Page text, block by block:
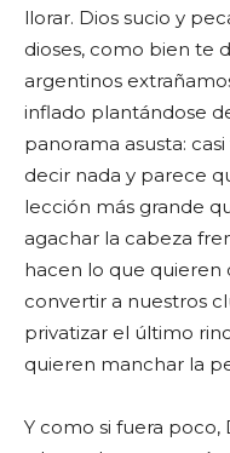
llorar. Dios sucio y
dioses, como bien te
argentinos
inflado plantándose
panorama asusta:
decir nada y parece
lección más grande
agachar la cabeza
hacen lo que quieren
convertir a nuestros
privatizar el último
quieren manchar la
Y como si fuera poco,